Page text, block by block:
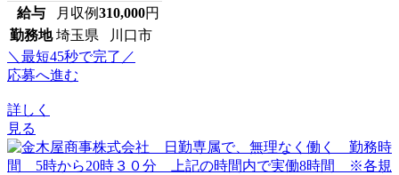
給与 月収例310,000円
勤務地 埼玉県 川口市
＼最短45秒で完了／
応募へ進む
詳しく
見る